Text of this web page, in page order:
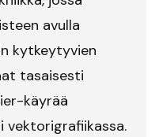
avulla
kytkeytyvien
tasaisesti
käyrää
vektorigrafiikassa.